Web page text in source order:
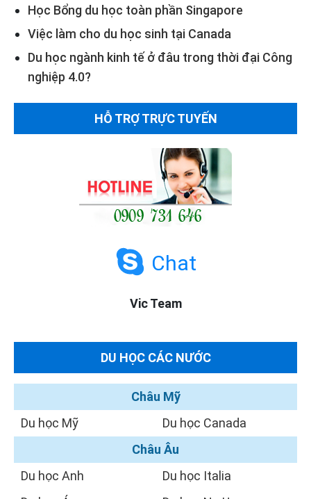
Học Bổng du học toàn phần Singapore
Việc làm cho du học sinh tại Canada
Du học ngành kinh tế ở đâu trong thời đại Công
nghiệp 4.0?
HỖ TRỢ TRỰC TUYẾN
Chat
Vic Team
DU HỌC CÁC NƯỚC
Châu Mỹ
Du học Mỹ
Du học Canada
Châu Âu
Du học Anh
Du học Italia